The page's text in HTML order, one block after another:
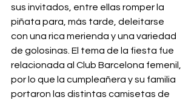
sus invitados, entre ellas romper la
piñata para, más tarde, deleitarse
con una rica merienda y una variedad
de golosinas. El tema de la fiesta fue
relacionada al Club Barcelona femenil,
por lo que la cumpleañera y su familia
portaron las distintas camisetas de